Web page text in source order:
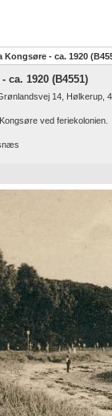
Kongsøre - ca. 1920
ca. 1920 (B4551)
14, Hølkerup,
ved feriekolonien.